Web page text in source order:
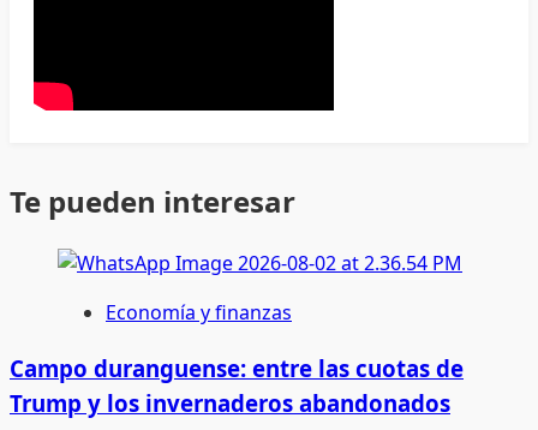
Te pueden interesar
Economía y finanzas
Campo duranguense: entre las cuotas de
Trump y los invernaderos abandonados